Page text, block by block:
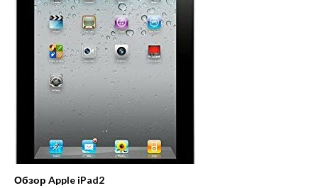
Обзор Apple iPad2